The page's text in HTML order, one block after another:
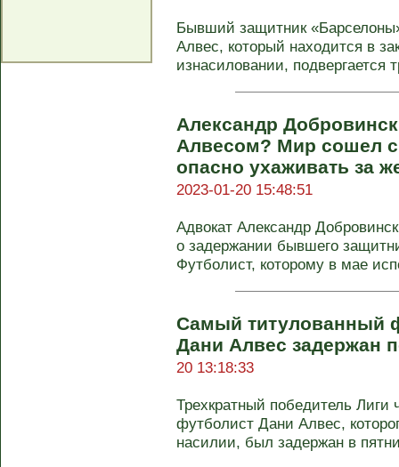
Бывший защитник
Алвес, который находится в
изнасиловании, подвергается
Александр
Алвесом? Мир сошел с
опасно ухаживать за
2023-01-20 15:48:51
Адвокат Александр
о задержании бывшего
Футболист, которому в мае
Самый титулованный
Дани Алвес задержан
20 13:18:33
Трехкратный победитель Лиги
футболист Дани Алвес,
насилии, был задержан в